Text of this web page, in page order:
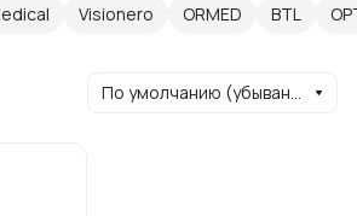
Visionero ORMED BTL
По умолчанию (убывание)